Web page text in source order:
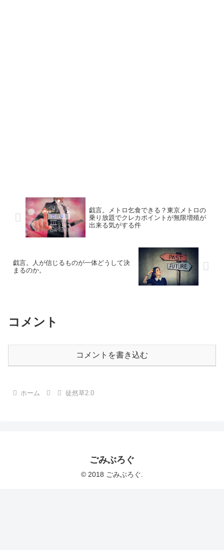
戯言。メトロ乞食できる？東京メトロの
乗り放題でクレカポイントが無限増殖が
出来る気がする件
戯言。人が信じるものが一体どうして決
まるのか。
コメント
コメントを書き込む
ホーム 徒然草2.0
ごみぶろぐ
© 2018 ごみぶろぐ.